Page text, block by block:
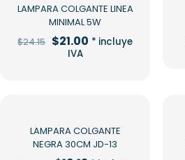
-13%
LAMPARA COLGANTE LINEA
MINIMAL 5W
$24.15 El
precio
$21.00 El
precio
* incluye
IVA
-13%
LAMPARA COLGANTE
NEGRA 30CM JD-13